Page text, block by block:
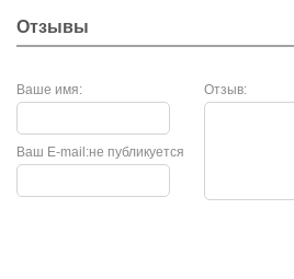
Отзывы
Ваше имя: Отзыв:
не публикуется
Ваш E-mail: